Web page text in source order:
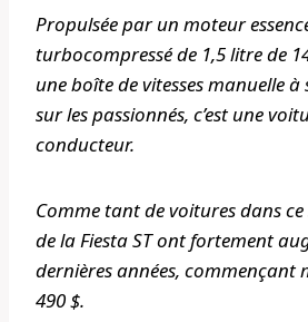
Propulsée par un moteur
turbocompressé de 1,5 litre de
une boîte de vitesses manuelle
sur les passionnés, c’est une
conducteur.
Comme tant de voitures dans
de la Fiesta ST ont fortement
dernières années, commençant
490 $.